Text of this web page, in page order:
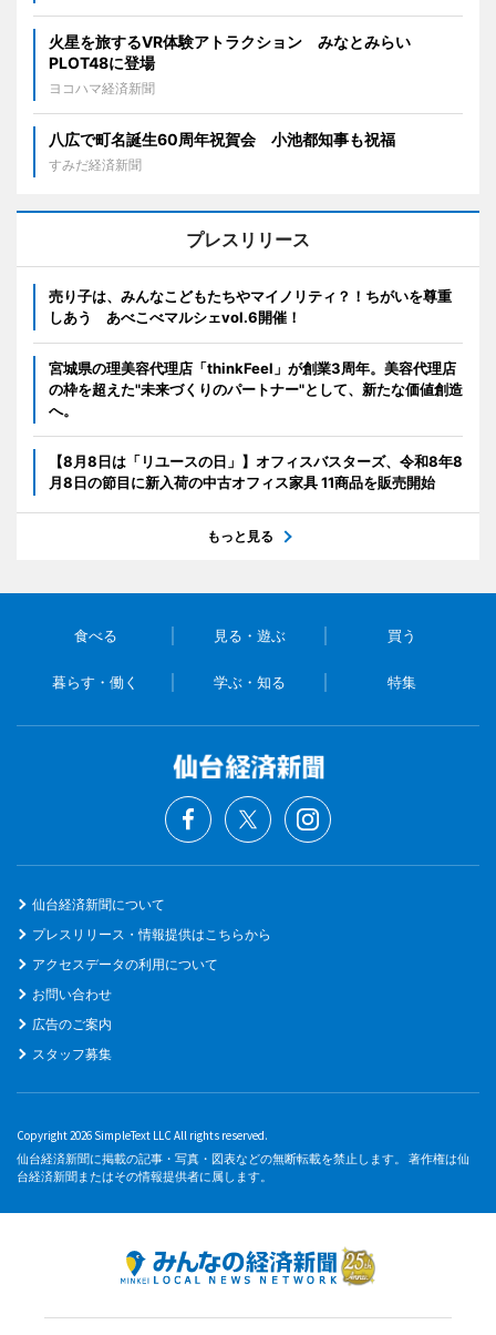
火星を旅するVR体験アトラクション みなとみらい
PLOT48に登場
ヨコハマ経済新聞
八広で町名誕生60周年祝賀会 小池都知事も祝福
すみだ経済新聞
プレスリリース
売り子は、みんなこどもたちやマイノリティ？！ちがいを尊重
しあう あべこべマルシェvol.6開催！
宮城県の理美容代理店「thinkFeel」が創業3周年。美容代理店
の枠を超えた"未来づくりのパートナー"として、新たな価値創造
へ。
【8月8日は「リユースの日」】オフィスバスターズ、令和8年8
月8日の節目に新入荷の中古オフィス家具 11商品を販売開始
もっと見る
食べる 見る・遊ぶ 買う
暮らす・働く 学ぶ・知る 特集
仙台経済新聞について
プレスリリース・情報提供はこちらから
アクセスデータの利用について
お問い合わせ
広告のご案内
スタッフ募集
Copyright 2026 SimpleText LLC All rights reserved.
仙台経済新聞に掲載の記事・写真・図表などの無断転載を禁止します。 著作権は仙
台経済新聞またはその情報提供者に属します。